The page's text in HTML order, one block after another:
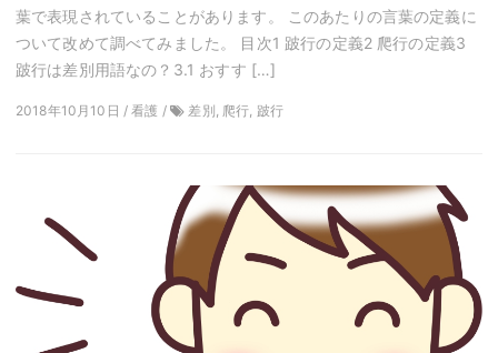
葉で表現されていることがあります。 このあたりの言葉の定義に
ついて改めて調べてみました。 目次1 跛行の定義2 爬行の定義3
跛行は差別用語なの？3.1 おすす […]
2018年10月10日 / 看護 / 差別, 爬行, 跛行